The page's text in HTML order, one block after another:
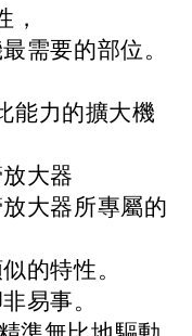
，
需要的部位。
能力的擴大機
大器
大器所專屬的
的特性。
易事。